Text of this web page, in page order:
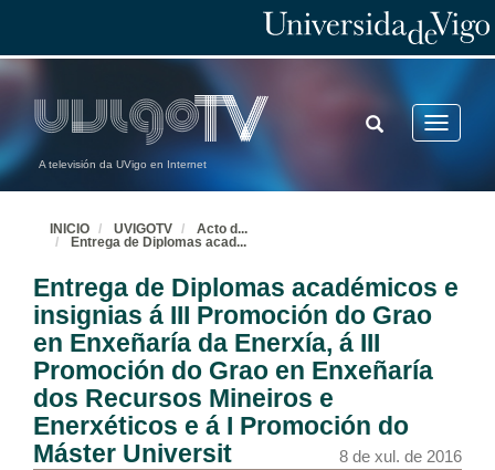
A televisión da UVigo en Internet
Toggle
TOGGLE
SEARCH
INICIO UVIGOTV Acto d...
Entrega de Diplomas acad...
Entrega de Diplomas académicos e
insignias á III Promoción do Grao
en Enxeñaría da Enerxía, á III
Promoción do Grao en Enxeñaría
dos Recursos Mineiros e
Enerxéticos e á I Promoción do
Máster Universit
8 de xul. de 2016
8 de xul. de 2016
Vídeo da Escola Técnica Superior de Enxeñería de Minas
8 de xul. de 2016
Entrega de agasallo ao profesor Don José Carlos Casares Penelas con motivo da súa xubilación